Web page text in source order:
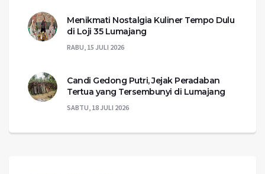
Menikmati Nostalgia Kuliner Tempo Dulu
di Loji 35 Lumajang
RABU, 15 JULI 2026
Candi Gedong Putri, Jejak Peradaban
Tertua yang Tersembunyi di Lumajang
SABTU, 18 JULI 2026